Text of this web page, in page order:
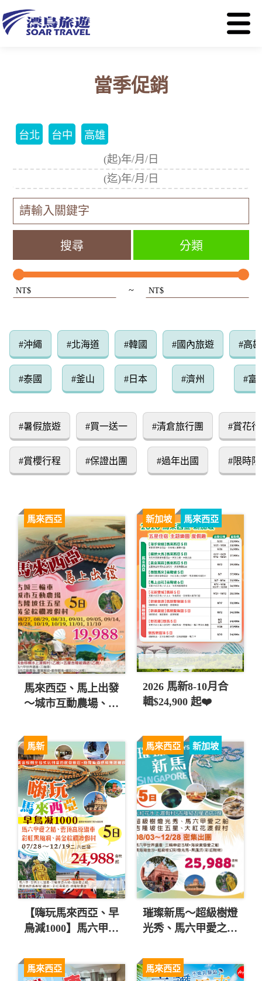
當季促銷
台北 台中 高雄
分類
NT$ ~ NT$
#沖繩
#泰國
#北海道
#釜山
#韓國
#日本
#國內旅遊
#濟州
#高
#富
#暑假旅遊
#賞櫻行程
#買一送一
#保證出團
#清倉旅行團
#過年出國
#賞花
#限時
馬來西亞
馬來西亞、馬上出發
～城市互動農場、黃
直售19,988起 💎
新加坡 馬來西亞
2026 馬新8-10月合
輯$24,900 起❤️
馬新
【嗨玩馬來西亞、早
鳥減1000】馬六甲愛
村五日 直售24,988
起 💎
馬來西亞 新加坡
璀璨新馬～超級樹燈
光秀、馬六甲愛之
日 直售25,988起 💎
馬來西亞 馬來西亞